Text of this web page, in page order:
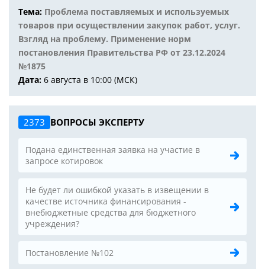
Тема: Проблема поставляемых и используемых
товаров при осуществлении закупок работ, услуг.
Взгляд на проблему. Применение норм
постановления Правительства РФ от 23.12.2024
№1875
Дата: 6 августа в 10:00 (МСК)
2373 ВОПРОСЫ ЭКСПЕРТУ
Подана единственная заявка на участие в
запросе котировок
Не будет ли ошибкой указать в извещении в
качестве источника финансирования -
внебюджетные средства для бюджетного
учреждения?
Постановление №102